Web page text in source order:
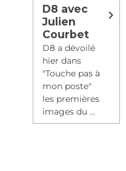
D8 avec
Julien
Courbet
D8 a dévoilé
hier dans
"Touche pas à
mon poste"
les premières
images du ...